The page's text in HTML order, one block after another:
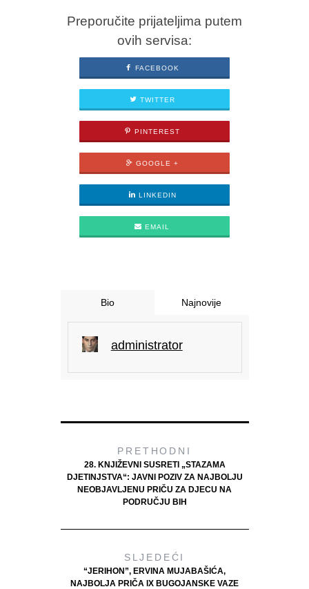
Preporučite prijateljima putem
ovih servisa:
FACEBOOK
TWITTER
PINTEREST
GOOGLE +
LINKEDIN
EMAIL
Bio Najnovije
administrator
PRETHODNI
28. KNJIŽEVNI SUSRETI „STAZAMA
DJETINJSTVA“: JAVNI POZIV ZA NAJBOLJU
NEOBJAVLJENU PRIČU ZA DJECU NA
PODRUČJU BIH
SLJEDEĆI
“JERIHON”, ERVINA MUJABAŠIĆA,
NAJBOLJA PRIČA IX BUGOJANSKE VAZE